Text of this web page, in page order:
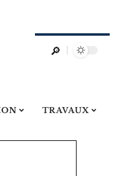
TRAVAUX